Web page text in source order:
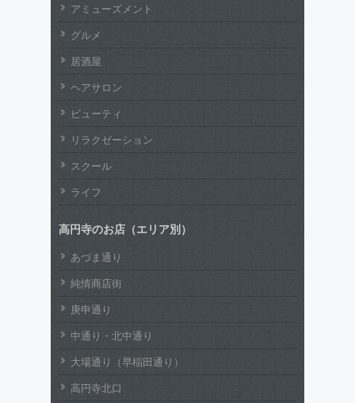
アミューズメント
グルメ
居酒屋
ヘアサロン
ビューティ
リラクゼーション
スクール
ライフ
高円寺のお店（エリア別）
あづま通り
純情商店街
庚申通り
中通り・北中通り
大場通り（早稲田通り）
高円寺北口